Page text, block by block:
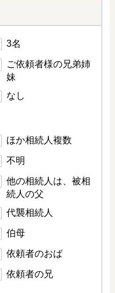
3名
ご依頼者様の兄弟姉
妹
なし
ほか相続人複数
不明
他の相続人は、被相
続人の父
代襲相続人
伯母
依頼者のおば
依頼者の兄